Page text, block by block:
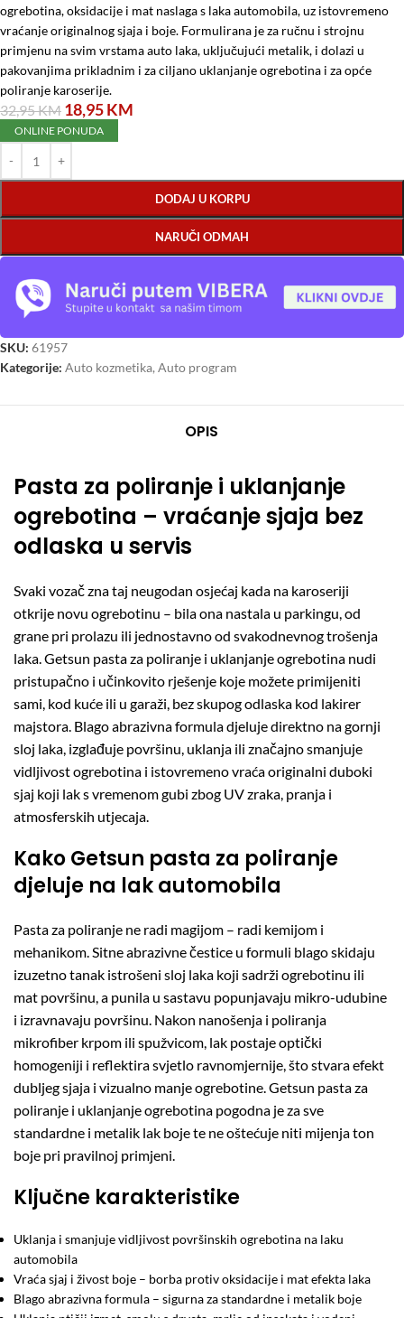
ogrebotina, oksidacije i mat naslaga s laka automobila, uz istovremeno
vraćanje originalnog sjaja i boje. Formulirana je za ručnu i strojnu
primjenu na svim vrstama auto laka, uključujući metalik, i dolazi u
pakovanjima prikladnim i za ciljano uklanjanje ogrebotina i za opće
poliranje karoserije.
32,95KM 18,95KM
ONLINE PONUDA
DODAJ U KORPU
NARUČI ODMAH
SKU: 61957
Kategorije: Auto kozmetika, Auto program
OPIS
Pasta za poliranje i uklanjanje
ogrebotina – vraćanje sjaja bez
odlaska u servis
Svaki vozač zna taj neugodan osjećaj kada na karoseriji
otkrije novu ogrebotinu – bila ona nastala u parkingu, od
grane pri prolazu ili jednostavno od svakodnevnog trošenja
laka. Getsun pasta za poliranje i uklanjanje ogrebotina nudi
pristupačno i učinkovito rješenje koje možete primijeniti
sami, kod kuće ili u garaži, bez skupog odlaska kod lakirer
majstora. Blago abrazivna formula djeluje direktno na gornji
sloj laka, izglađuje površinu, uklanja ili značajno smanjuje
vidljivost ogrebotina i istovremeno vraća originalni duboki
sjaj koji lak s vremenom gubi zbog UV zraka, pranja i
atmosferskih utjecaja.
Kako Getsun pasta za poliranje
djeluje na lak automobila
Pasta za poliranje ne radi magijom – radi kemijom i
mehanikom. Sitne abrazivne čestice u formuli blago skidaju
izuzetno tanak istrošeni sloj laka koji sadrži ogrebotinu ili
mat površinu, a punila u sastavu popunjavaju mikro-udubine
i izravnavaju površinu. Nakon nanošenja i poliranja
mikrofiber krpom ili spužvicom, lak postaje optički
homogeniji i reflektira svjetlo ravnomjernije, što stvara efekt
dubljeg sjaja i vizualno manje ogrebotine. Getsun pasta za
poliranje i uklanjanje ogrebotina pogodna je za sve
standardne i metalik lak boje te ne oštećuje niti mijenja ton
boje pri pravilnoj primjeni.
Ključne karakteristike
Uklanja i smanjuje vidljivost površinskih ogrebotina na laku
automobila
Vraća sjaj i živost boje – borba protiv oksidacije i mat efekta laka
Blago abrazivna formula – sigurna za standardne i metalik boje